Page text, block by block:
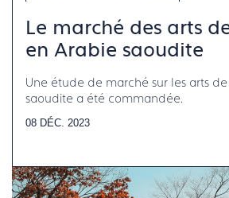
Le marché des arts
en Arabie saoudite
Une étude de marché sur les arts
saoudite a été commandée.
08 DÉC. 2023